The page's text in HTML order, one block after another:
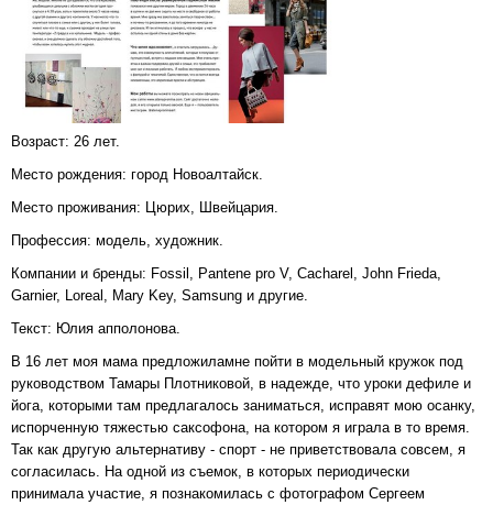
Возраст: 26 лет.
Место рождения: город Новоалтайск.
Место проживания: Цюрих, Швейцария.
Профессия: модель, художник.
Компании и бренды: Fossil, Pantene pro V, Cacharel, John Frieda,
Garnier, Loreal, Mary Key, Samsung и другие.
Текст: Юлия апполонова.
В 16 лет моя мама предложиламне пойти в модельный кружок под
руководством Тамары Плотниковой, в надежде, что уроки дефиле и
йога, которыми там предлагалось заниматься, исправят мою осанку,
испорченную тяжестью саксофона, на котором я играла в то время.
Так как другую альтернативу - спорт - не приветствовала совсем, я
согласилась. На одной из съемок, в которых периодически
принимала участие, я познакомилась с фотографом Сергеем